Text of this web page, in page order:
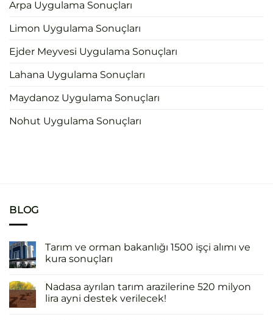
Arpa Uygulama Sonuçları
Limon Uygulama Sonuçları
Ejder Meyvesi Uygulama Sonuçları
Lahana Uygulama Sonuçları
Maydanoz Uygulama Sonuçları
Nohut Uygulama Sonuçları
BLOG
Tarım ve orman bakanlığı 1500 işçi alımı ve
kura sonuçları
Nadasa ayrılan tarım arazilerine 520 milyon
lira ayni destek verilecek!